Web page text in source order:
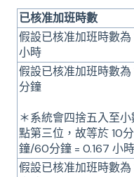
已核准加班時數
假設已核准加班時數為
小時
假設已核准加班時數為
分鐘
＊系統會四捨五入至小
點第三位，故等於 10分
鐘/60分鐘 = 0.167 小時
假設已核准加班時數為